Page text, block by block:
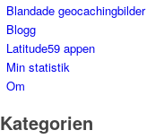
Blandade geocachingbilder
Blogg
Latitude59 appen
Min statistik
Om
Kategorien